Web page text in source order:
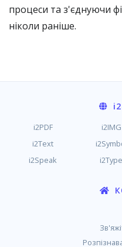
процеси та з'єднуючи
ніколи раніше.
i2
i2PDF i2IMG
i2Text
i2Speak
i2Type